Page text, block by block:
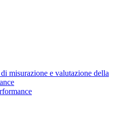
di misurazione e valutazione della